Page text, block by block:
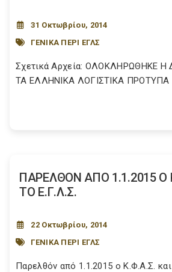
31 Οκτωβρίου, 2014
ΓΕΝΙΚΑ ΠΕΡΙ ΕΓΛΣ
Σχετικά Αρχεία: ΟΛΟΚΛΗΡΩΘΗΚΕ Η
ΤΑ ΕΛΛΗΝΙΚΑ ΛΟΓΙΣΤΙΚΑ ΠΡΟΤΥΠΑ
ΠΑΡΕΛΘΟΝ ΑΠΟ 1.1.2015 Ο
ΤΟ Ε.Γ.Λ.Σ.
22 Οκτωβρίου, 2014
ΓΕΝΙΚΑ ΠΕΡΙ ΕΓΛΣ
Παρελθόν από 1.1.2015 ο Κ.Φ.Α.Σ.